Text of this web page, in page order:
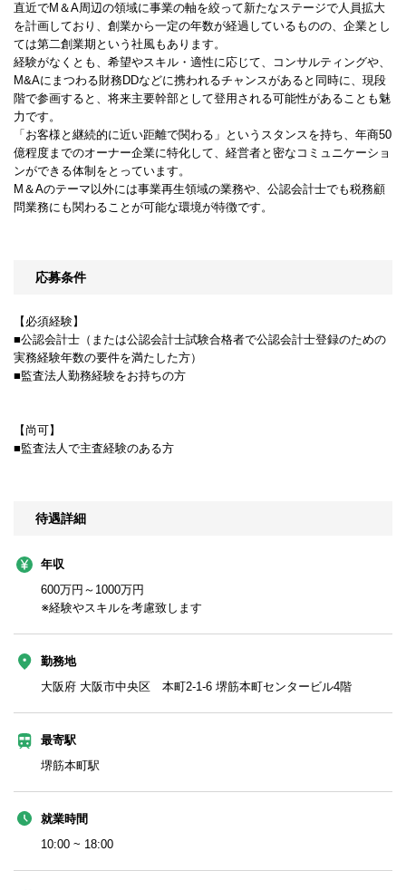
直近でM＆A周辺の領域に事業の軸を絞って新たなステージで人員拡大
を計画しており、創業から一定の年数が経過しているものの、企業とし
ては第二創業期という社風もあります。
経験がなくとも、希望やスキル・適性に応じて、コンサルティングや、
M&Aにまつわる財務DDなどに携われるチャンスがあると同時に、現段
階で参画すると、将来主要幹部として登用される可能性があることも魅
力です。
「お客様と継続的に近い距離で関わる」というスタンスを持ち、年商50
億程度までのオーナー企業に特化して、経営者と密なコミュニケーショ
ンができる体制をとっています。
M＆Aのテーマ以外には事業再生領域の業務や、公認会計士でも税務顧
問業務にも関わることが可能な環境が特徴です。
応募条件
【必須経験】
■公認会計士（または公認会計士試験合格者で公認会計士登録のための
実務経験年数の要件を満たした方）
■監査法人勤務経験をお持ちの方
【尚可】
■監査法人で主査経験のある方
待遇詳細
年収
600万円～1000万円
※経験やスキルを考慮致します
勤務地
大阪府 大阪市中央区 本町2-1-6 堺筋本町センタービル4階
最寄駅
堺筋本町駅
就業時間
10:00 ~ 18:00